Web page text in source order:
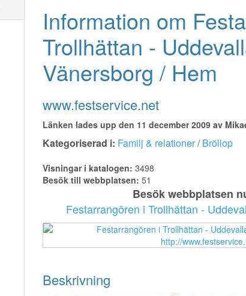
Information om
Trollhättan -
Vänersborg / Hem
www.festservice.net
Länken lades upp den 11 december 2009 av
Kategoriserad i: Familj & relationer/Bröllop
Visningar i katalogen: 3498
Besök till webbplatsen: 51
Besök webbplatsen
Festarrangören i Trollhättan -
Beskrivning